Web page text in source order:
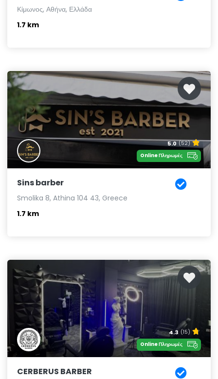
Κίμωνος, Αθήνα, Ελλάδα
1.7 km
5.0 (52)
Online Πληρωμές
Sins barber
Smolika 8, Athina 104 43, Greece
1.7 km
4.3 (15)
Online Πληρωμές
CERBERUS BARBER